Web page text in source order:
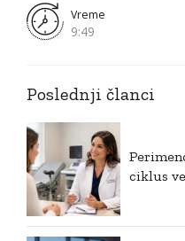
Vreme
9:49
Poslednji članci
ciklus